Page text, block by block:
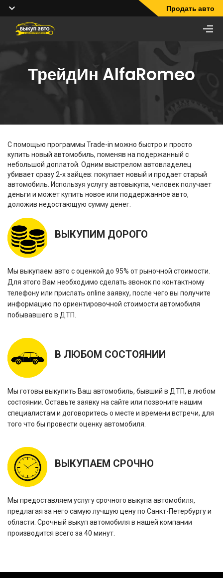
Продать авто
ТрейдИн AlfaRomeo
С помощью программы Trade-in можно быстро и просто
купить новый автомобиль, поменяв на подержанный с
небольшой доплатой. Одним выстрелом автовладелец
убивает сразу 2-х зайцев: покупает новый и продает старый
автомобиль. Используя услугу автовыкупа, человек получает
деньги и может купить новое или поддержанное авто,
доложив недостающую сумму денег.
ВЫКУПИМ ДОРОГО
Мы выкупаем авто с оценкой до 95% от рыночной стоимости.
Для этого Вам необходимо сделать звонок по контактному
телефону или прислать online заявку, после чего вы получите
информацию по ориентировочной стоимости автомобиля
побывавшего в ДТП.
В ЛЮБОМ СОСТОЯНИИ
Мы готовы выкупить Ваш автомобиль, бывший в ДТП, в любом
состоянии. Оставьте заявку на сайте или позвоните нашим
специалистам и договоритесь о месте и времени встречи, для
того что бы провести оценку автомобиля.
ВЫКУПАЕМ СРОЧНО
Мы предоставляем услугу срочного выкупа автомобиля,
предлагая за него самую лучшую цену по Санкт-Петербургу и
области. Срочный выкуп автомобиля в нашей компании
производится всего за 40 минут.